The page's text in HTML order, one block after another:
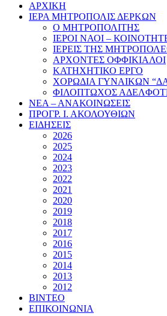
ΑΡΧΙΚΗ
ΙΕΡΑ ΜΗΤΡΟΠΟΛΙΣ ΔΕΡΚΩΝ
Ο ΜΗΤΡΟΠΟΛΙΤΗΣ
ΙΕΡΟΙ ΝΑΟΙ –
ΙΕΡΕΙΣ ΤΗΣ
ΑΡΧΟΝΤΕΣ ΟΦΦΙΚΙΑΛΟΙ
ΚΑΤΗΧΗΤΙΚΟ ΕΡΓΟ
ΧΟΡΩΔΙΑ ΓΥΝΑΙΚΩΝ
ΦΙΛΟΠΤΩΧΟΣ
ΝΕΑ – ΑΝΑΚΟΙΝΩΣΕΙΣ
ΠΡΟΓΡ. Ι. ΑΚΟΛΟΥΘΙΩΝ
ΕΙΔΗΣΕΙΣ
2026
2025
2024
2023
2022
2021
2020
2019
2018
2017
2016
2015
2014
2013
2012
ΒΙΝΤΕΟ
ΕΠΙΚΟΙΝΩΝΙΑ